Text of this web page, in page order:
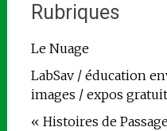
Rubriques
Le Nuage
LabSav / éducation
images / expos
« Histoires de